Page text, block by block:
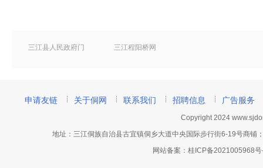
三江县人民政府门
三江程阳桥网
申请友链 关于侗网 联系我们 招聘信息 广告服务
Copyright 2024
地址：三江侗族自治县古宜镇侗乡大道中央国际步行街6-19号商
网站备案： 桂ICP备2021005968号